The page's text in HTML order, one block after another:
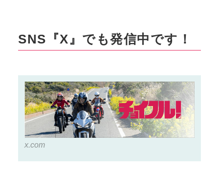
SNS『X』でも発信中です！
x.com